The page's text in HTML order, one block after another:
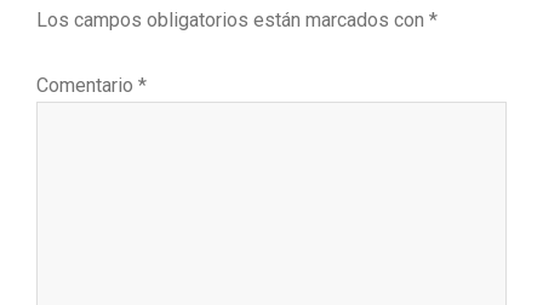
los
Los campos obligatorios están marcados con *
Comentario *